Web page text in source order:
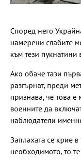
Според него
намерени слабите
към тези пукнатини
Ако обаче тази
разгърнат, преди
признава, че това
военните да
наблюдатели
Заплахата се крие
необходимото, то